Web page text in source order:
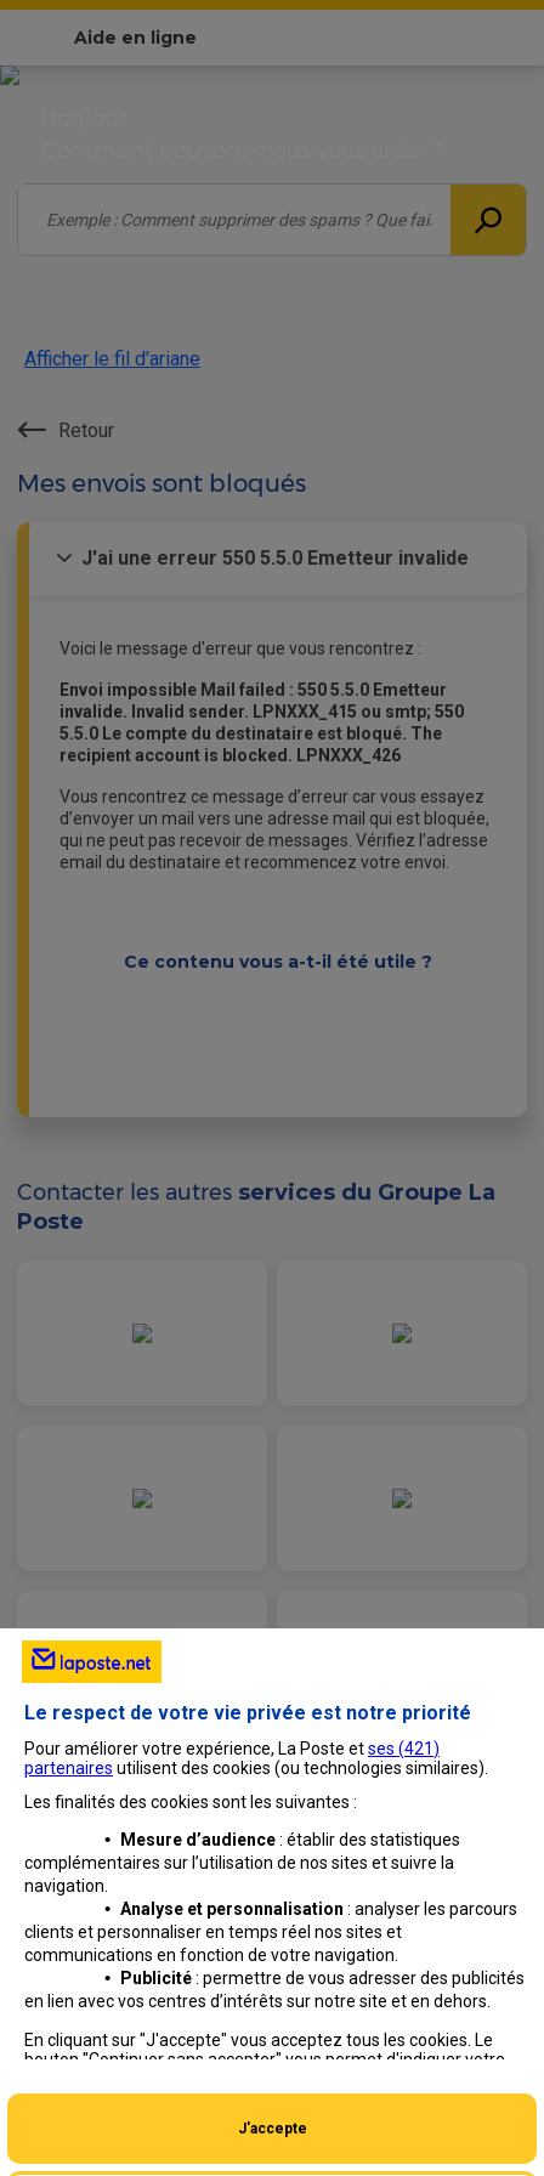
Aide en ligne
Afficher le fil d'ariane
Retour
Mes envois sont bloqués
J'ai une erreur 550 5.5.0 Emetteur invalide
Voici le message d'erreur que vous rencontrez :
Envoi impossible Mail failed : 550 5.5.0 Emetteur
invalide. Invalid sender. LPNXXX_415 ou smtp; 550
5.5.0 Le compte du destinataire est bloqué. The
recipient account is blocked. LPNXXX_426
Vous rencontrez ce message d’erreur car vous essayez
d’envoyer un mail vers une adresse mail qui est bloquée,
qui ne peut pas recevoir de messages. Vérifiez l’adresse
email du destinataire et recommencez votre envoi.
Ce contenu vous a-t-il été utile ?
Contacter les autres services du Groupe La
Poste
La Poste Groupe La Poste recrute
Le respect de votre vie privée est notre priorité
Pour améliorer votre expérience, La Poste etses (421)
partenaires utilisent des cookies (ou technologies similaires).
Les finalités des cookies sont les suivantes :
•
Mesure d’audience: établir des statistiques
complémentaires sur l’utilisation de nos sites et suivre la
navigation.
•Analyse et personnalisation : analyser les parcours
clients et personnaliser en temps réel nos sites et
communications en fonction de votre navigation.
•
Publicité: permettre de vous adresser des publicités
en lien avec vos centres d’intérêts sur notre site et en dehors.
En cliquant sur "J'accepte" vous acceptez tous les cookies. Le
bouton "Continuer sans accepter" vous permet d'indiquer votre
seront déposés. Vous pouvez modifier vos choix à tout moment
ou obtenir plus d'informations via
J'accepte